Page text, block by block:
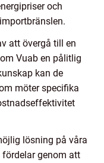
och
att övergå till en
Vuab en pålitlig
kan de
möter specifika
lösning på våra
genom att